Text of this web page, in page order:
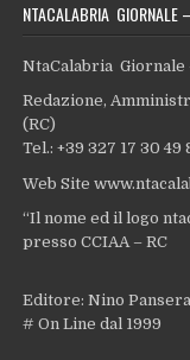
NTACALABRIA
NtaCalabria Giornale
Redazione,
(RC)
Tel.: +39 327 17 30 49
Web Site
“Il nome ed il logo
presso CCIAA – RC
Editore: Nino
# On Line dal 1999